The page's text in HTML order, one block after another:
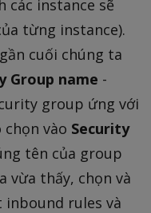
các instance sẽ
từng instance).
cuối chúng ta
Group name -
group ứng với
vào Security
tên của group
vừa thấy, chọn và
inbound rules và